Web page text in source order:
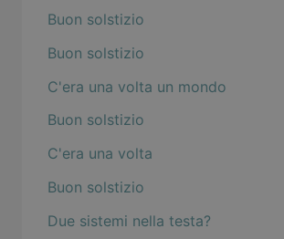
Buon solstizio
Buon solstizio
C'era una volta un mondo
Buon solstizio
C'era una volta
Buon solstizio
Due sistemi nella testa?